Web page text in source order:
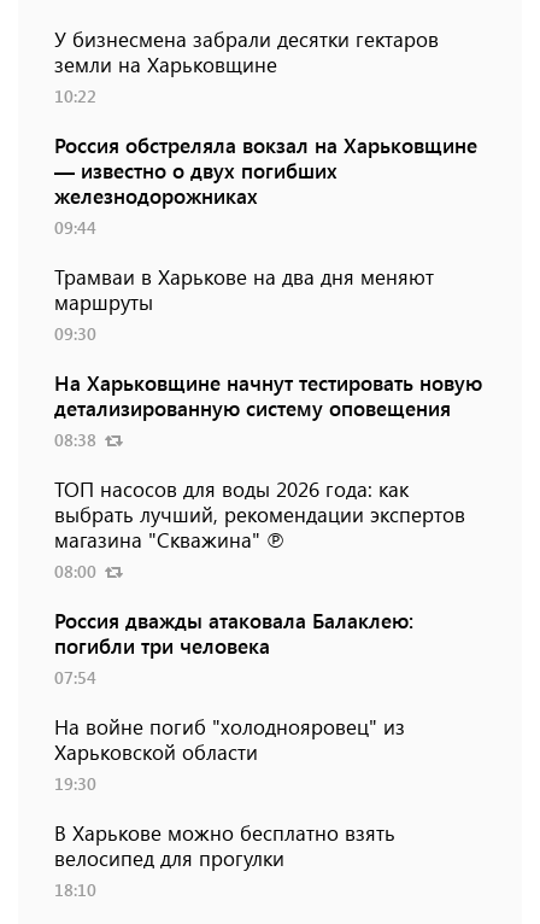
У бизнесмена забрали десятки гектаров
земли на Харьковщине
10:22
Россия обстреляла вокзал на Харьковщине
— известно о двух погибших
железнодорожниках
09:44
Трамваи в Харькове на два дня меняют
маршруты
09:30
На Харьковщине начнут тестировать новую
детализированную систему оповещения
08:38
ТОП насосов для воды 2026 года: как
выбрать лучший, рекомендации экспертов
магазина "Скважина" ℗
08:00
Россия дважды атаковала Балаклею:
погибли три человека
07:54
На войне погиб "холоднояровец" из
Харьковской области
19:30
В Харькове можно бесплатно взять
велосипед для прогулки
18:10